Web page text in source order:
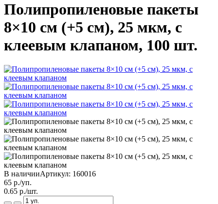
Полипропиленовые пакеты
8×10 см (+5 см), 25 мкм, с
клеевым клапаном, 100 шт.
В наличииАртикул: 160016
65 р./уп.
0.65 р./шт.